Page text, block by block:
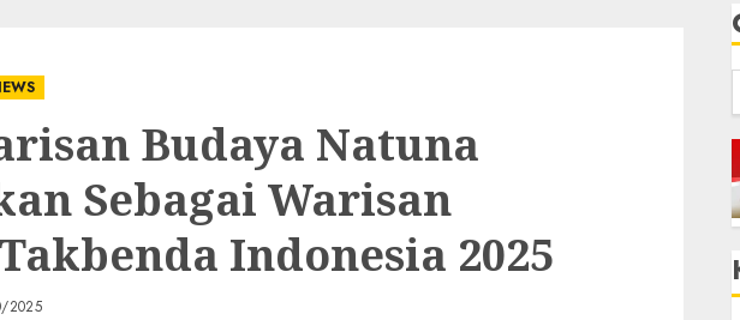
Budaya Natuna
Sebagai Warisan
Indonesia 2025
2025